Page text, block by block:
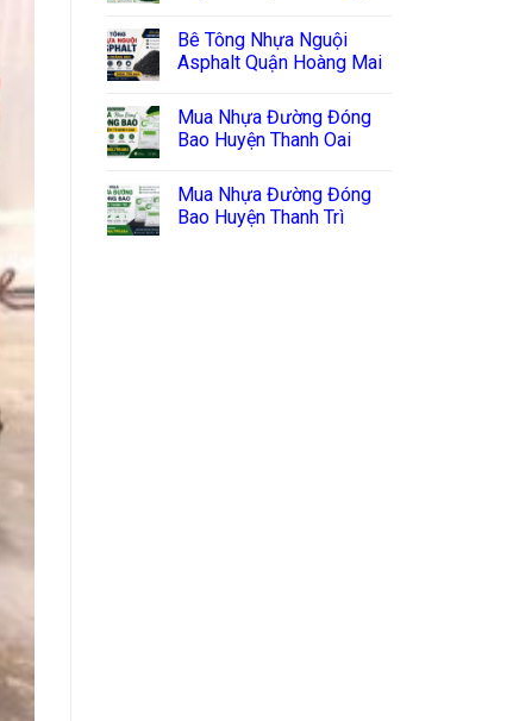
Bê Tông Nhựa Nguội
Asphalt Quận Hoàng Mai
Mua Nhựa Đường Đóng
Bao Huyện Thanh Oai
Mua Nhựa Đường Đóng
Bao Huyện Thanh Trì